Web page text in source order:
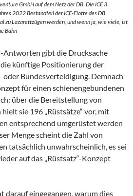
GmbH auf dem Netz der DB. Die ICE 3
2022 Bestandteil der ICE-Flotte des DB
zu Lazarettzügen werden, und wenn ja, wie viele, ist
Bahn
Antworten gibt die Drucksache
künftige Positionierung der
oder Bundesverteidigung. Demnach
für einen schienengebundenen
über die Bereitstellung von
sie 196 „Rüstsätze“ vor, mit
entsprechend umgerüstet werden
Menge scheint die Zahl von
tatsächlich unwahrscheinlich, es sei
auf das „Rüstsatz“-Konzept
eingegangen, warum dies